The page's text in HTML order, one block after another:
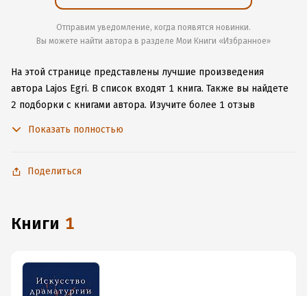
Отправим уведомление, когда появятся новинки.
Вы можете найти автора в разделе Мои Книги «Избранное»
На этой странице представлены лучшие произведения
автора Lajos Egri. В список входят 1 книга. Также вы найдете
2 подборки с книгами автора. Изучите более 1 отзыв
с любимыми произведениями даже без подключения
Показать полностью
Поделиться
книги 1